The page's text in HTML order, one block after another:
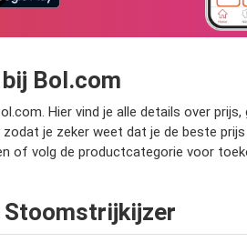
Bol.com
Hier vind je alle details over
je zeker weet dat je de beste
of volg de productcategorie voor
Stoomstrijkijzer